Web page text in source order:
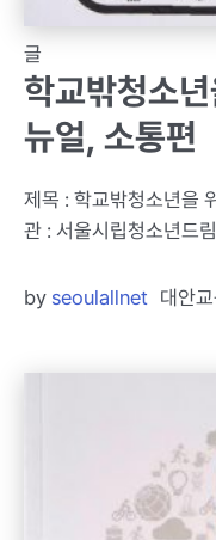
글
학교밖청소
뉴얼, 소통편
제목 : 학교밖청소년을
관 : 서울시립청소년드
by seoulallnet 대안